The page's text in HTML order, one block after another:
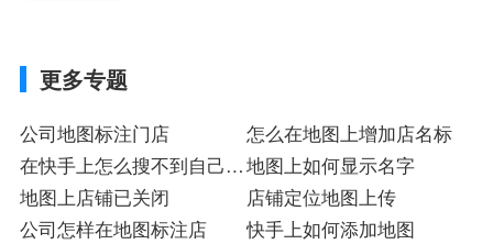
更多专题
公司地图标注门店
怎么在地图上增加店名标
在快手上怎么搜不到自己的
店铺
地图上如何显示名字
地图上店铺已关闭
店铺定位地图上传
公司怎样在地图标注店
快手上如何添加地图